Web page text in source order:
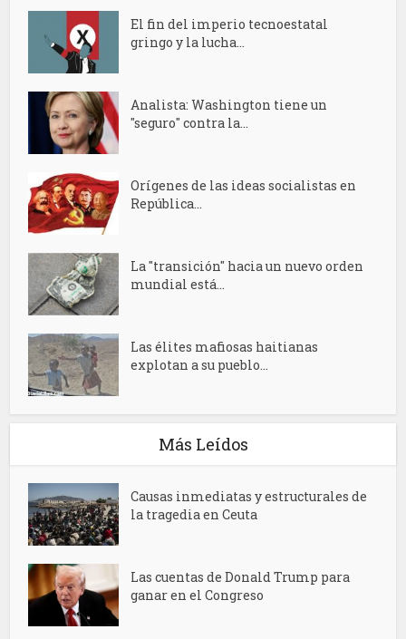
El fin del imperio tecnoestatal
gringo y la lucha...
Analista: Washington tiene un
"seguro" contra la...
Orígenes de las ideas socialistas en
República...
La "transición" hacia un nuevo orden
mundial está...
Las élites mafiosas haitianas
explotan a su pueblo...
Más Leídos
Causas inmediatas y estructurales de
la tragedia en Ceuta
Las cuentas de Donald Trump para
ganar en el Congreso